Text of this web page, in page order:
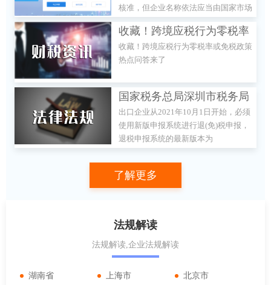
核准，但企业名称依法应当由国家市场
监督管理总局核准或者涉及前置审批事
项的除外。
收藏！跨境应税行为零税率
或免税政策热点问答来了
收藏！跨境应税行为零税率或免税政策
热点问答来了
国家税务总局深圳市税务局
关于出口退(免)税申报系统
升级的通知
出口企业从2021年10月1日开始，必须
使用新版申报系统进行退(免)税申报，
退税申报系统的最新版本为
报软件的文档说明。
了解更多
法规解读
法规解读,企业法规解读
湖南省 上海市 北京市